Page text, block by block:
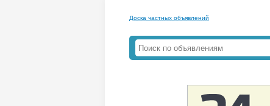
Доска частных объявлений